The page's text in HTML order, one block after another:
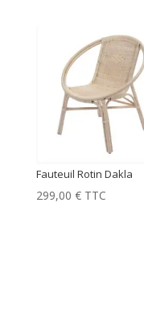
Fauteuil Rotin Dakla
299,00 € TTC